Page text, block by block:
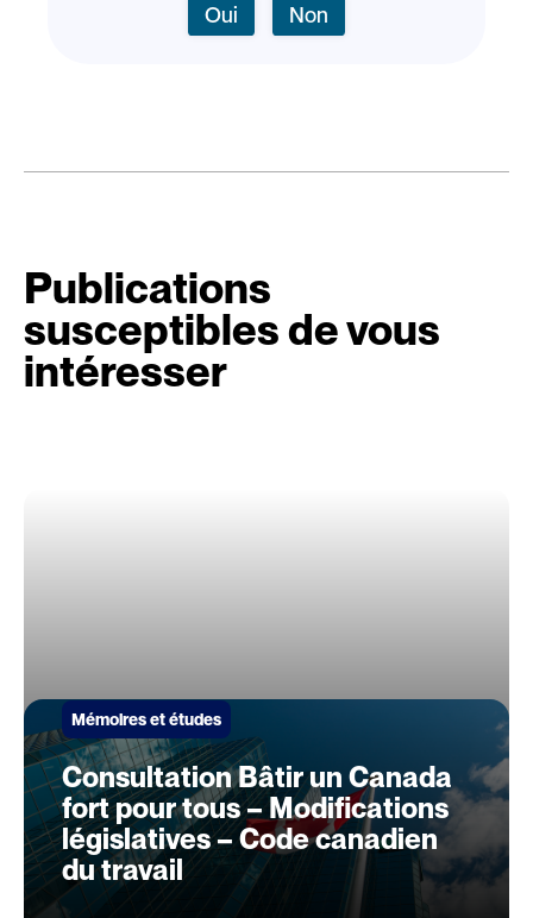
Oui Non
Publications
susceptibles de vous
intéresser
Mémoires et études
Consultation Bâtir un Canada
fort pour tous – Modifications
législatives – Code canadien
du travail